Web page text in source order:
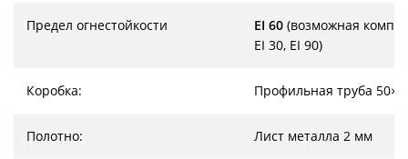
Предел огнестойкости EI 60 (возможная
EI 30, EI 90)
Коробка: Профильная труба
Полотно: Лист металла 2 мм